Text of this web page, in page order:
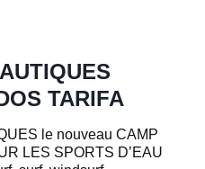
TARIFA
le nouveau CAMP
LES SPORTS D’EAU